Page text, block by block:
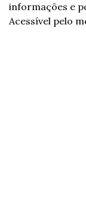
informações e
Acessível pelo